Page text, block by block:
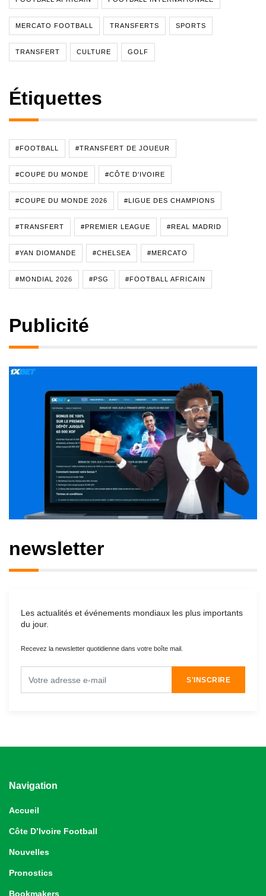
MERCATO FOOTBALL TRANSFERTS SPORTS
TRANSFERT CULTURE GOLF
Étiquettes
#FOOTBALL #TRANSFERT DE JOUEUR
#COUPE DU MONDE #CÔTE D'IVOIRE
#COUPE DU MONDE 2026 #LIGUE DES CHAMPIONS
#TRANSFERT #PREMIER LEAGUE #REAL MADRID
#YAN DIOMANDE #CHELSEA #MERCATO
#MONDIAL 2026 #PSG #FOOTBALL AFRICAIN
Publicité
newsletter
Les actualités et événements mondiaux les plus importants
du jour.
Recevez la newsletter quotidienne dans votre boîte mail.
S'INSCRIRE
Navigation
Accueil
Côte D’Ivoire Football
Nouvelles
Pronostics
Bookmakers